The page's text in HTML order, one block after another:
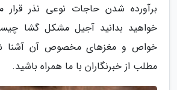
برآورده شدن حاجات نوعی نذر
خواهید بدانید آجیل مشکل گشا
خواص و مغزهای مخصوص آن آشنا
مطلب از خبرنگاران با ما همراه باشید.